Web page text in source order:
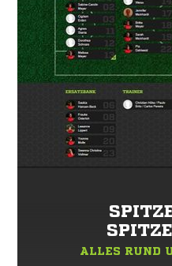
ALLES RUND